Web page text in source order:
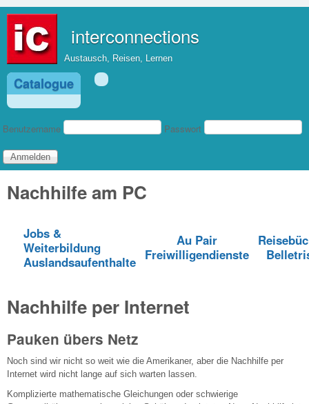
interconnections
Austausch, Reisen, Lernen
Catalogue
Benutzeranmeldung
Benutzername Passwort
Nachhilfe am PC
Jobs &
Weiterbildung
Auslandsaufenthalte
Au Pair
Freiwilligendienste
Nachhilfe per Internet
Pauken übers Netz
Noch sind wir nicht so weit wie die Amerikaner, aber die Nachhilfe per
Internet wird nicht lange auf sich warten lassen.
Komplizierte mathematische Gleichungen oder schwierige